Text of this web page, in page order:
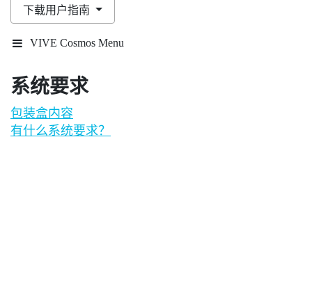
下载用户指南
VIVE Cosmos Menu
系统要求
包装盒内容
有什么系统要求？